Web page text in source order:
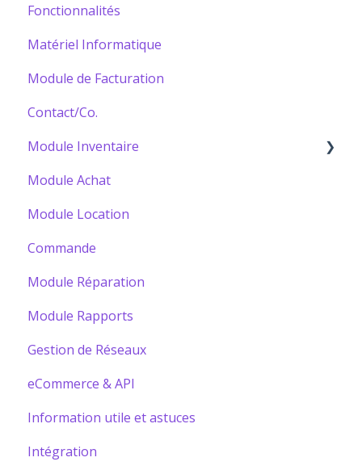
Fonctionnalités
Matériel Informatique
Module de Facturation
Contact/Co.
Module Inventaire
Bâtir votre Catalogue
Module Achat
Module Location
Commande
Module Réparation
Module Rapports
Gestion de Réseaux
eCommerce & API
Information utile et astuces
Intégration